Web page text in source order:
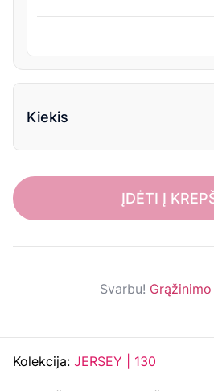
Kiekis
ĮDĖTI Į
Svarbu!
Kolekcija: JERSEY | 130